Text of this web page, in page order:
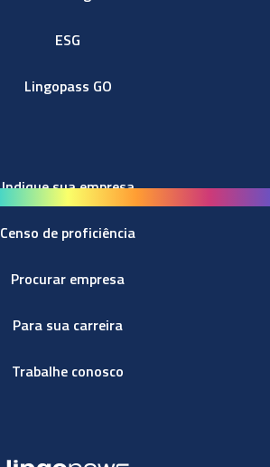
ESG
Lingopass GO
Indique sua empresa
Censo de proficiência
Procurar empresa
Para sua carreira
Trabalhe conosco